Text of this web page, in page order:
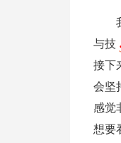
与技
接下
会坚
感觉
想要